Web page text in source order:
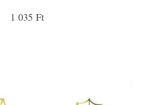
1 035 Ft